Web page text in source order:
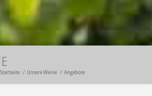
Startseite / Unsere Weine / Angebote